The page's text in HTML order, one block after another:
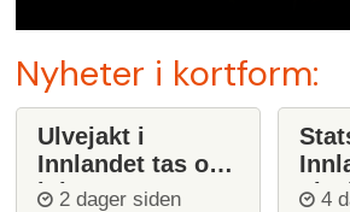
Nyheter i kortform:
Ulvejakt i
Innlandet tas opp
igjen
2 dager siden 4